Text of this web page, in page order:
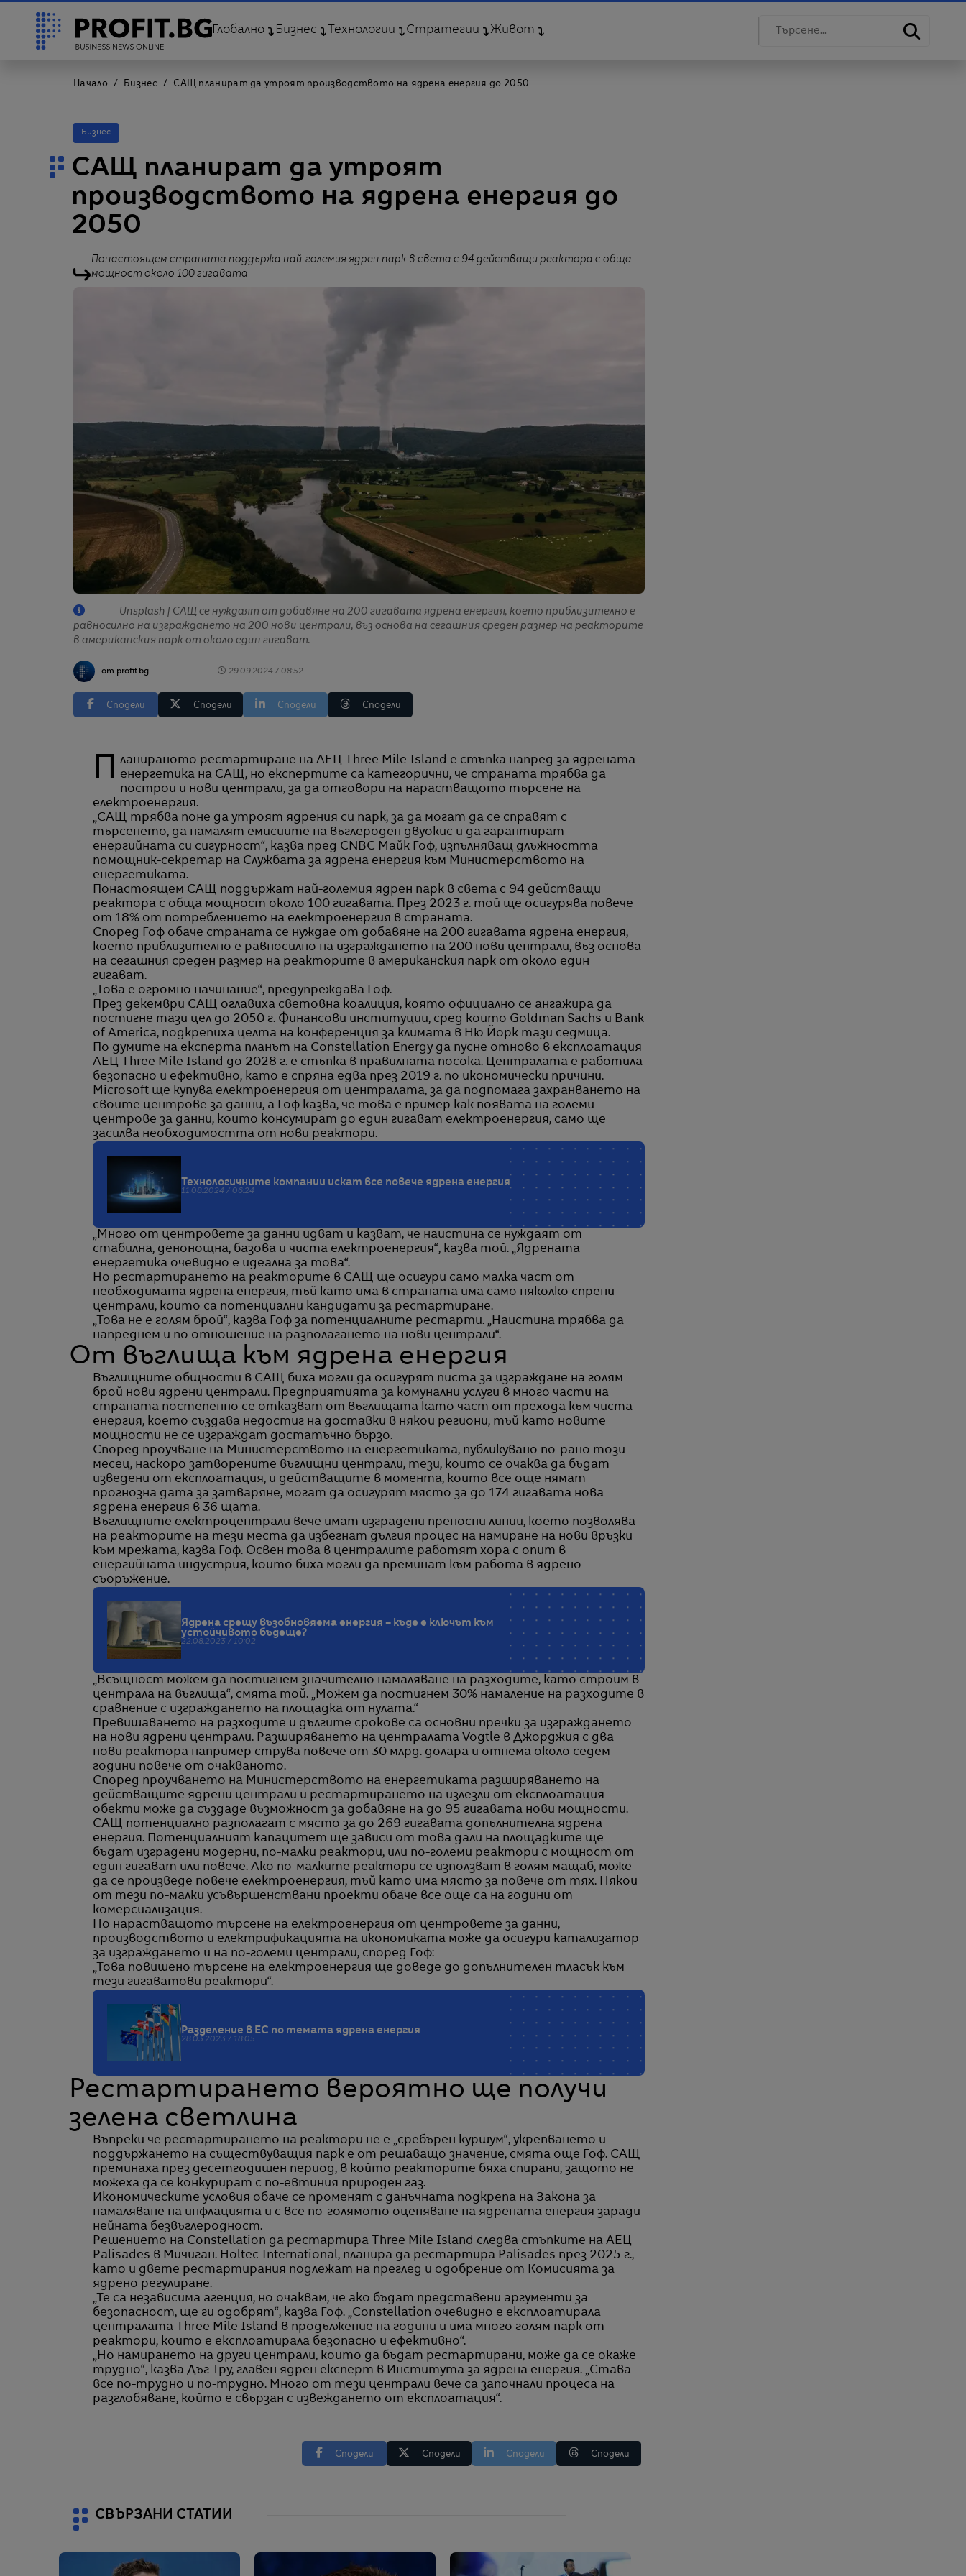
Глобално Бизнес Технологии Стратегии Живот
Начало Бизнес САЩ планират да утроят производството на ядрена енергия до 2050
Бизнес
САЩ планират да утроят
производството на ядрена енергия до
2050
Понастоящем страната поддържа най-големия ядрен парк в света с 94 действащи реактора с обща
мощност около 100 гигавата
Unsplash | САЩ се нуждаят от добавяне на 200 гигавата ядрена енергия, което приблизително е
равносилно на изграждането на 200 нови централи, въз основа на сегашния среден размер на реакторите
в американския парк от около един гигават.
от profit.bg 29.09.2024 / 08:52
Сподели Сподели Сподели Сподели
Планираното рестартиране на АЕЦ Three Mile Island е стъпка напред за ядрената
енергетика на САЩ, но експертите са категорични, че страната трябва да
построи и нови централи, за да отговори на нарастващото търсене на
електроенергия.
„САЩ трябва поне да утроят ядрения си парк, за да могат да се справят с
търсенето, да намалят емисиите на въглероден двуокис и да гарантират
енергийната си сигурност“, казва пред CNBC Майк Гоф, изпълняващ длъжността
помощник-секретар на Службата за ядрена енергия към Министерството на
енергетиката.
Понастоящем САЩ поддържат най-големия ядрен парк в света с 94 действащи
реактора с обща мощност около 100 гигавата. През 2023 г. той ще осигурява повече
от 18% от потреблението на електроенергия в страната.
Според Гоф обаче страната се нуждае от добавяне на 200 гигавата ядрена енергия,
което приблизително е равносилно на изграждането на 200 нови централи, въз основа
на сегашния среден размер на реакторите в американския парк от около един
гигават.
„Това е огромно начинание“, предупреждава Гоф.
През декември САЩ оглавиха световна коалиция, която официално се ангажира да
постигне тази цел до 2050 г. Финансови институции, сред които Goldman Sachs и Bank
of America, подкрепиха целта на конференция за климата в Ню Йорк тази седмица.
По думите на експерта планът на Constellation Energy да пусне отново в експлоатация
АЕЦ Three Mile Island до 2028 г. е стъпка в правилната посока. Централата е работила
безопасно и ефективно, като е спряна едва през 2019 г. по икономически причини.
Microsoft ще купува електроенергия от централата, за да подпомага захранването на
своите центрове за данни, а Гоф казва, че това е пример как появата на големи
центрове за данни, които консумират до един гигават електроенергия, само ще
засилва необходимостта от нови реактори.
Технологичните компании искат все повече ядрена енергия
11.08.2024 / 06:24
„Много от центровете за данни идват и казват, че наистина се нуждаят от
стабилна, денонощна, базова и чиста електроенергия“, казва той. „Ядрената
енергетика очевидно е идеална за това“.
Но рестартирането на реакторите в САЩ ще осигури само малка част от
необходимата ядрена енергия, тъй като има в страната има само няколко спрени
централи, които са потенциални кандидати за рестартиране.
„Това не е голям брой“, казва Гоф за потенциалните рестарти. „Наистина трябва да
напреднем и по отношение на разполагането на нови централи“.
От въглища към ядрена енергия
Въглищните общности в САЩ биха могли да осигурят писта за изграждане на голям
брой нови ядрени централи. Предприятията за комунални услуги в много части на
страната постепенно се отказват от въглищата като част от прехода към чиста
енергия, което създава недостиг на доставки в някои региони, тъй като новите
мощности не се изграждат достатъчно бързо.
Според проучване на Министерството на енергетиката, публикувано по-рано този
месец, наскоро затворените въглищни централи, тези, които се очаква да бъдат
изведени от експлоатация, и действащите в момента, които все още нямат
прогнозна дата за затваряне, могат да осигурят място за до 174 гигавата нова
ядрена енергия в 36 щата.
Въглищните електроцентрали вече имат изградени преносни линии, което позволява
на реакторите на тези места да избегнат дългия процес на намиране на нови връзки
към мрежата, казва Гоф. Освен това в централите работят хора с опит в
енергийната индустрия, които биха могли да преминат към работа в ядрено
съоръжение.
Ядрена срещу възобновяема енергия – къде е ключът към
устойчивото бъдеще?
22.08.2023 / 10:02
„Всъщност можем да постигнем значително намаляване на разходите, като строим в
централа на въглища“, смята той. „Можем да постигнем 30% намаление на разходите в
сравнение с изграждането на площадка от нулата.“
Превишаването на разходите и дългите срокове са основни пречки за изграждането
на нови ядрени централи. Разширяването на централата Vogtle в Джорджия с два
нови реактора например струва повече от 30 млрд. долара и отнема около седем
години повече от очакваното.
Според проучването на Министерството на енергетиката разширяването на
действащите ядрени централи и рестартирането на излезли от експлоатация
обекти може да създаде възможност за добавяне на до 95 гигавата нови мощности.
САЩ потенциално разполагат с място за до 269 гигавата допълнителна ядрена
енергия. Потенциалният капацитет ще зависи от това дали на площадките ще
бъдат изградени модерни, по-малки реактори, или по-големи реактори с мощност от
един гигават или повече. Ако по-малките реактори се използват в голям мащаб, може
да се произведе повече електроенергия, тъй като има място за повече от тях. Някои
от тези по-малки усъвършенствани проекти обаче все още са на години от
комерсиализация.
Но нарастващото търсене на електроенергия от центровете за данни,
производството и електрификацията на икономиката може да осигури катализатор
за изграждането и на по-големи централи, според Гоф:
„Това повишено търсене на електроенергия ще доведе до допълнителен тласък към
тези гигаватови реактори“.
Разделение в ЕС по темата ядрена енергия
28.03.2023 / 18:05
Рестартирането вероятно ще получи
зелена светлина
Въпреки че рестартирането на реактори не е „сребърен куршум“, укрепването и
поддържането на съществуващия парк е от решаващо значение, смята още Гоф. САЩ
преминаха през десетгодишен период, в който реакторите бяха спирани, защото не
можеха да се конкурират с по-евтиния природен газ.
Икономическите условия обаче се променят с данъчната подкрепа на Закона за
намаляване на инфлацията и с все по-голямото оценяване на ядрената енергия заради
нейната безвъглеродност.
Решението на Constellation да рестартира Three Mile Island следва стъпките на АЕЦ
Palisades в Мичиган. Holtec International, планира да рестартира Palisades през 2025 г.,
като и двете рестартирания подлежат на преглед и одобрение от Комисията за
ядрено регулиране.
„Те са независима агенция, но очаквам, че ако бъдат представени аргументи за
безопасност, ще ги одобрят“, казва Гоф. „Constellation очевидно е експлоатирала
централата Three Mile Island в продължение на години и има много голям парк от
реактори, които е експлоатирала безопасно и ефективно“.
„Но намирането на други централи, които да бъдат рестартирани, може да се окаже
трудно“, казва Дъг Тру, главен ядрен експерт в Института за ядрена енергия. „Става
все по-трудно и по-трудно. Много от тези централи вече са започнали процеса на
разглобяване, който е свързан с извеждането от експлоатация“.
Сподели Сподели Сподели Сподели
СВЪРЗАНИ СТАТИИ